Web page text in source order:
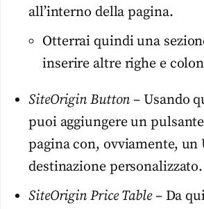
all’interno della pagina.
Otterrai quindi una
inserire altre righe e
SiteOrigin Button– Usando
puoi aggiungere un
pagina con, ovviamente, un
destinazione personalizzato.
SiteOrigin Price Table– Da